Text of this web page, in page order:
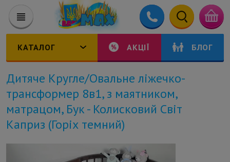
КАТАЛОГ АКЦІЇ БЛОГ
Дитяче Кругле/Овальне ліжечко-
трансформер 8в1, з маятником,
матрацом, Бук - Колисковий Світ
Каприз (Горіх темний)